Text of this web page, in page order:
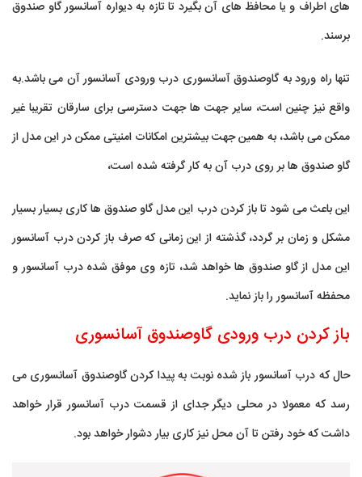
های اطراف و یا محافظ های آن بگیرد تا تازه به دیواره آسانسور گاو صندوق
برسند.
تنها راه ورود به گاوصندوق آسانسوری درب ورودی آسانسور آن می باشد.به
واقع نیز چنین است، سایر جهت ها جهت دسترسی برای سارقان تقریبا غیر
ممکن می باشد، به همین جهت بیشترین امکانات امنیتی ممکن در این مدل از
گاو صندوق ها بر روی درب آن به کار گرفته شده است،
این باعث می شود تا باز کردن درب این مدل گاو صندوق ها کاری بسیار بسیار
مشکل و زمان بر گردد، گذشته از این زمانی که صرف باز کردن درب آسانسور
این مدل از گاو صندوق ها خواهد شد، تازه وی موفق شده درب آسانسور و
محفظه آسانسور را باز نماید.
باز کردن درب ورودی گاوصندوق آسانسوری
حال که درب آسانسور باز شده نوبت به پیدا کردن گاوصندوق آسانسوری می
رسد که معمولا در محلی دیگر جدای از قسمت درب آسانسور قرار خواهد
داشت که خود رفتن تا آن محل نیز کاری بیار دشوار خواهد بود.